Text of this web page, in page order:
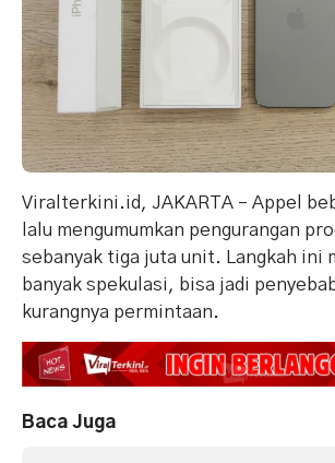
Viralterkini.id, JAKARTA – Appel
lalu mengumumkan pengurangan
sebanyak tiga juta unit. Langkah ini
banyak spekulasi, bisa jadi
kurangnya permintaan.
Baca Juga